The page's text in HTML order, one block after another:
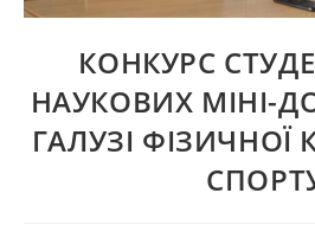
КОНКУРС
НАУКОВИХ МІНІ-
ГАЛУЗІ ФІЗИЧНОЇ